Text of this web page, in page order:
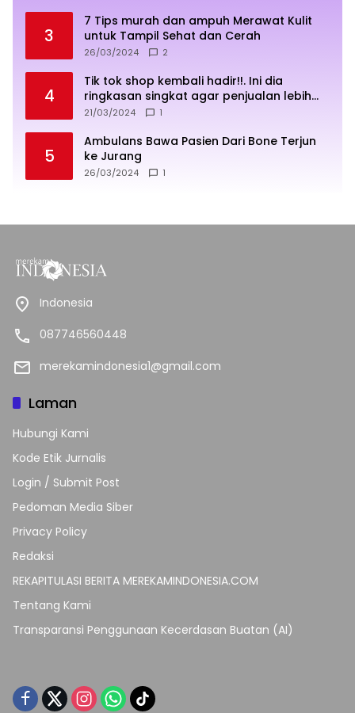
3
7 Tips murah dan ampuh Merawat Kulit
untuk Tampil Sehat dan Cerah
26/03/2024 2
4
Tik tok shop kembali hadir!!. Ini dia
ringkasan singkat agar penjualan lebih
sukses
21/03/2024 1
5
Ambulans Bawa Pasien Dari Bone Terjun
ke Jurang
26/03/2024 1
Indonesia
087746560448
merekamindonesia1@gmail.com
Laman
Hubungi Kami
Kode Etik Jurnalis
Login / Submit Post
Pedoman Media Siber
Privacy Policy
Redaksi
REKAPITULASI BERITA MEREKAMINDONESIA.COM
Tentang Kami
Transparansi Penggunaan Kecerdasan Buatan (AI)